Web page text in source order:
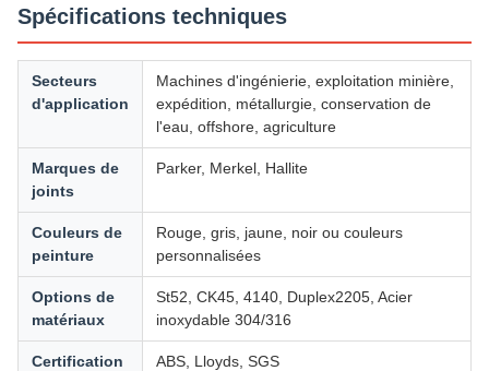
Spécifications techniques
Secteurs
d'application
Machines d'ingénierie, exploitation minière,
expédition, métallurgie, conservation de
l'eau, offshore, agriculture
Marques de
joints
Parker, Merkel, Hallite
Couleurs de
peinture
Rouge, gris, jaune, noir ou couleurs
personnalisées
Options de
matériaux
St52, CK45, 4140, Duplex2205, Acier
inoxydable 304/316
Certification ABS, Lloyds, SGS